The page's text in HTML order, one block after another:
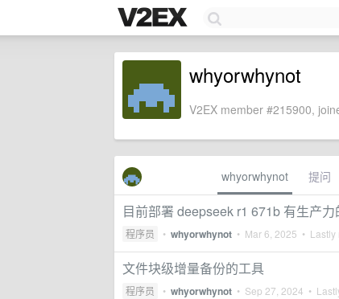
whyorwhynot
V2EX member #215900,
whyorwhynot 提问
目前部署 deepseek r1 671b 有生产
程序员 • whyorwhynot • Mar 6, 2025 •
文件块级增量备份的工具
程序员 • whyorwhynot • Sep 27, 2024 •